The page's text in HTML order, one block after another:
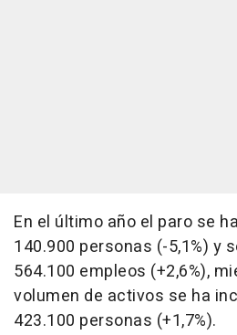
En el último año el paro se
140.900 personas (-5,1%) y
564.100 empleos (+2,6%),
volumen de activos se ha
423.100 personas (+1,7%).